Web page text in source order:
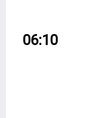
06:10